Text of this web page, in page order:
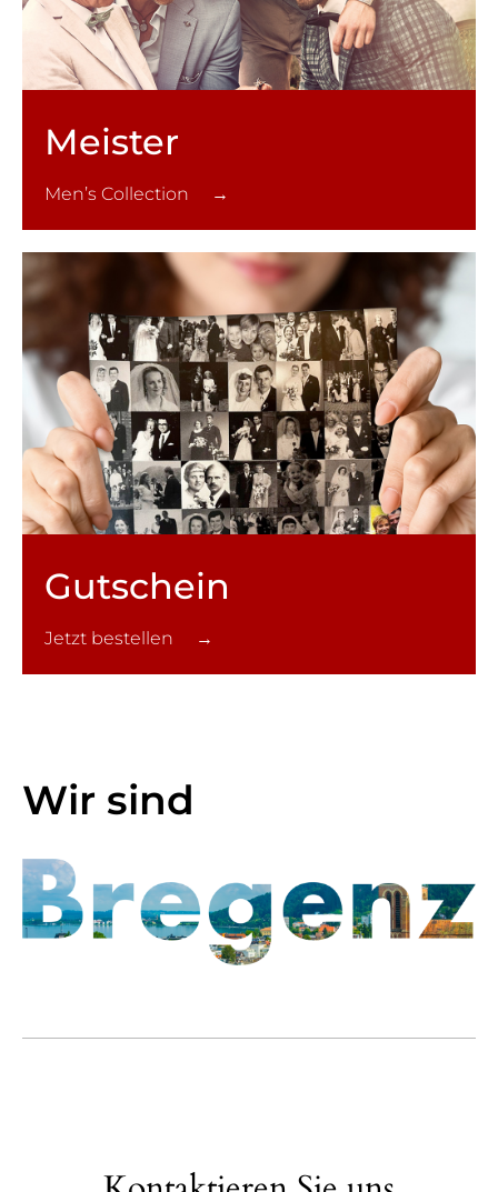
Meister
Men’s Collection →
Gutschein
Jetzt bestellen →
Wir sind